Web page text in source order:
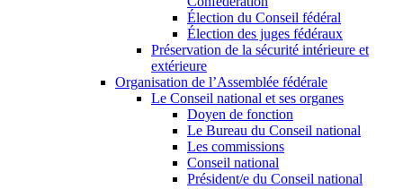
Élection du Conseil fédéral
Élection des juges fédéraux
Préservation de la sécurité intérieure et
extérieure
Organisation de l’Assemblée fédérale
Le Conseil national et ses organes
Doyen de fonction
Le Bureau du Conseil national
Les commissions
Conseil national
Président/e du Conseil national